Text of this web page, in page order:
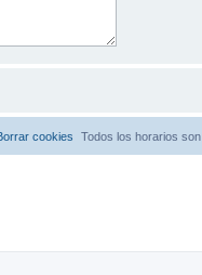
Todos los horarios son
cookies